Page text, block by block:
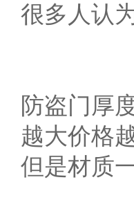
很多人认
防盗门厚
越大价格
但是材质